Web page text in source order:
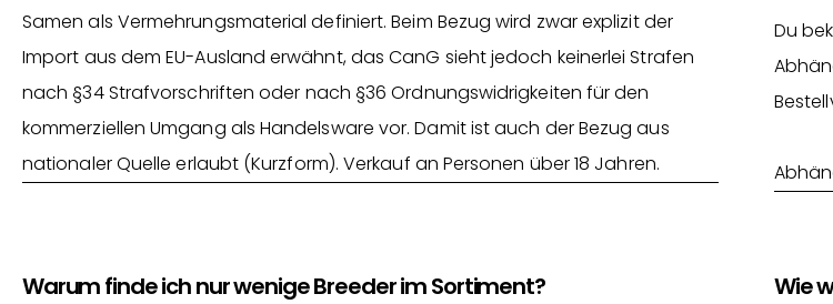
Samen als Vermehrungsmaterial definiert. Beim Bezug wird zwar explizit der
Import aus dem EU-Ausland erwähnt, das CanG sieht jedoch keinerlei Strafen
nach §34 Strafvorschriften oder nach §36 Ordnungswidrigkeiten für den
kommerziellen Umgang als Handelsware vor. Damit ist auch der Bezug aus
nationaler Quelle erlaubt (Kurzform). Verkauf an Personen über 18 Jahren.
Du
Warum finde ich nur wenige Breeder im Sortiment? Wie